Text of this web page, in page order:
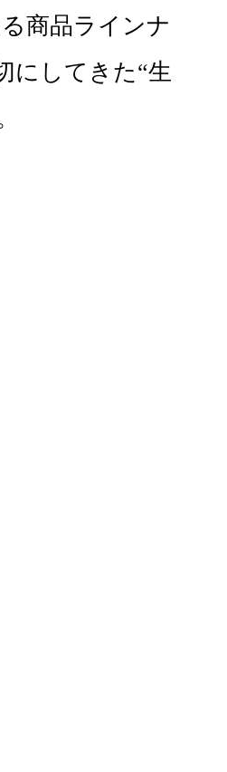
商品ラインナ
にしてきた“生